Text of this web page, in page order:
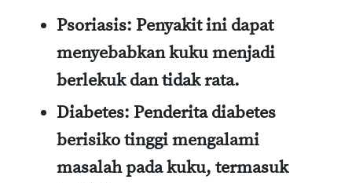
Psoriasis: Penyakit ini dapat
menyebabkan kuku menjadi
berlekuk dan tidak rata.
Diabetes: Penderita diabetes
berisiko tinggi mengalami
masalah pada kuku, termasuk